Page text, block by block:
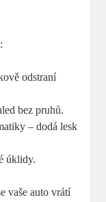
odstraní
bez pruhů.
– dodá lesk
úklidy.
vaše auto vrátí